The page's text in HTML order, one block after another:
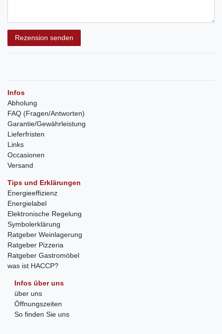
Rezension senden
Infos
Abholung
FAQ (Fragen/Antworten)
Garantie/Gewährleistung
Lieferfristen
Links
Occasionen
Versand
Tips und Erklärungen
Energieeffizienz
Energielabel
Elektronische Regelung
Symbolerklärung
Ratgeber Weinlagerung
Ratgeber Pizzeria
Ratgeber Gastromöbel
was ist HACCP?
Infos über uns
über uns
Öffnungszeiten
So finden Sie uns